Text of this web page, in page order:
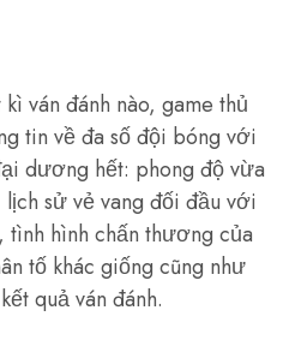
ván đánh nào, game thủ
tin về đa số đội bóng với
dương hết: phong độ vừa
sử vẻ vang đối đầu với
tình hình chấn thương của
tố khác giống cũng như
quả ván đánh.